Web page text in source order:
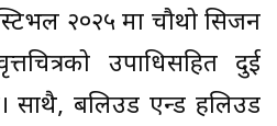
२०२५ मा चौथो सिजन
उपाधिसहित दुई
साथै, बलिउड एन्ड हलिउड